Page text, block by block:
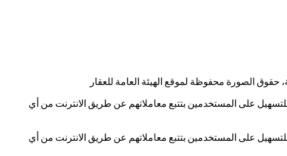
الصورة محفوظة لموقع الهيئة العامة للعقار
أن نظام نزع الملكية يهدف للتسهيل على المستخدمين بتتبع معاملاتهم عن طريق الانترنت من أي
أن نظام نزع الملكية يهدف للتسهيل على المستخدمين بتتبع معاملاتهم عن طريق الانترنت من أي